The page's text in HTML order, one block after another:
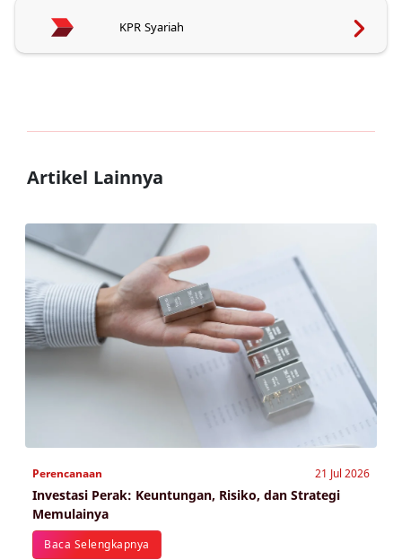
KPR Syariah
Artikel Lainnya
Perencanaan 21 Jul 2026
Investasi Perak: Keuntungan, Risiko, dan Strategi
Memulainya
Baca Selengkapnya